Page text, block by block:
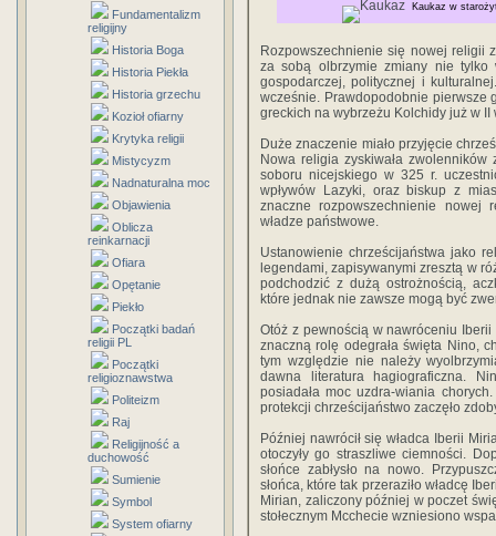
Fundamentalizm
religijny
Historia Boga
Historia Piekła
Historia grzechu
Kozioł ofiarny
Krytyka religii
Mistycyzm
Nadnaturalna moc
Objawienia
Oblicza
reinkarnacji
Ofiara
Opętanie
Piekło
Początki badań
religii PL
Początki
religioznawstwa
Politeizm
Raj
Religijność a
duchowość
Sumienie
Symbol
System ofiarny
Kaukaz w
Rozpowszechnienie się nowej religii
za sobą olbrzymie zmiany nie tylko
gospodarczej, politycznej i
wcześnie. Prawdopodobnie pierwsze
greckich na wybrzeżu Kolchidy już w II
Duże znaczenie miało przyjęcie
Nowa religia zyskiwała
soboru nicejskiego w 325 r.
wpływów Lazyki, oraz biskup z
znaczne rozpowszechnienie nowej
władze państwowe.
Ustanowienie chrześcijaństwa jako
legendami, zapisywanymi zresztą w
podchodzić z dużą ostrożnością,
które jednak nie zawsze mogą być
Otóż z pewnością w nawróceniu Iberii
znaczną rolę odegrała święta Nino,
tym względzie nie należy
dawna literatura hagiograficzna.
posiadała moc uzdra-wiania
protekcji chrześcijaństwo zaczęło
Później nawrócił się władca Iberii
otoczyły go straszliwe ciemności.
słońce zabłysło na nowo.
słońca, które tak przeraziło władcę
Mirian, zaliczony później w poczet
stołecznym Mcchecie wzniesiono